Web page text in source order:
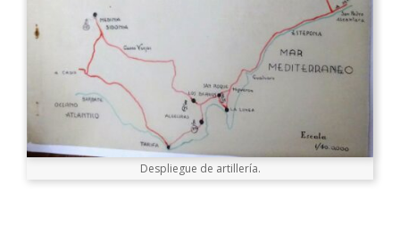
Despliegue de artillería.